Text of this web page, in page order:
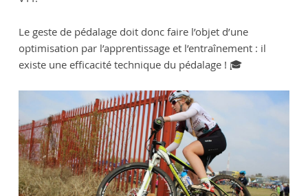
Le geste de pédalage doit donc faire l’objet d’une
optimisation par l’apprentissage et l’entraînement : il
existe une efficacité technique du pédalage ! 🎓